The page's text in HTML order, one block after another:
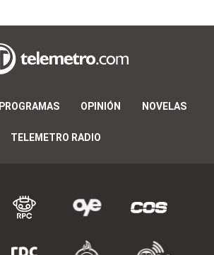
PROGRAMAS OPINIÓN NOVELAS
TELEMETRO RADIO